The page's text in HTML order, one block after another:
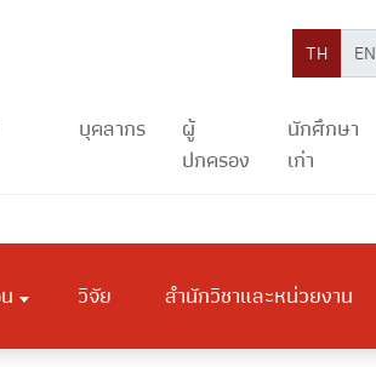
TH EN
บุคลากร
ผู้
ปกครอง
นักศึกษา
เก่า
วิจัย สำนักวิชาและหน่วยงาน